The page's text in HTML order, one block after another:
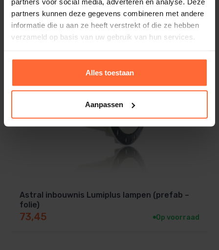
partners kunnen deze gegevens combineren met andere
informatie die u aan ze heeft verstrekt of die ze hebben
verzameld op basis van uw gebruik van hun services.
Alles toestaan
Aanpassen
Astral inbouwnis Lumiplus lampen (prefab –
folie)
73,45 Op voorraad